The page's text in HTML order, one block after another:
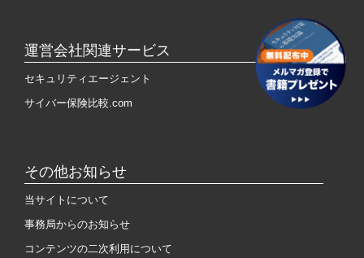
運営会社関連サービス
セキュリティエージェント
サイバー保険比較.com
その他お知らせ
当サイトについて
事務局からのお知らせ
コンテンツの二次利用について